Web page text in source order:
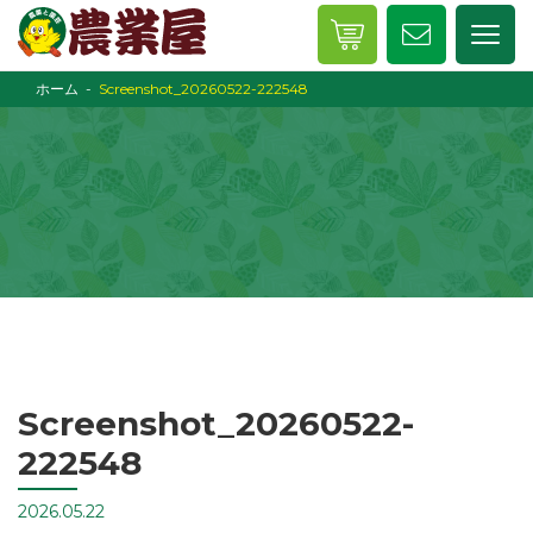
ホーム Screenshot_20260522-222548
Screenshot_20260522-
222548
2026.05.22